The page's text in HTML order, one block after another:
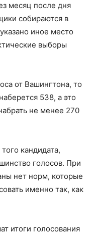
месяц после дня
собираются в
иное место
выборы
от Вашингтона, то
538, а это
не менее 270
кандидата,
голосов. При
нет норм, которые
именно так, как
итоги голосования